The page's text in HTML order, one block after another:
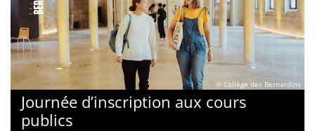
© Collège des Bernardins
Journée d’inscription aux cours
publics